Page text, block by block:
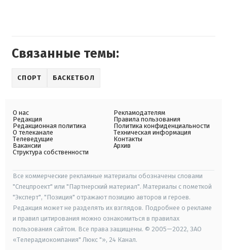
Связанные темы:
СПОРТ БАСКЕТБОЛ
О нас
Редакция
Редакционная политика
О телеканале
Телеведущие
Вакансии
Структура собственности
Рекламодателям
Правила пользования
Политика конфиденциальности
Техническая информация
Контакты
Архив
Все коммерческие рекламные материалы обозначены словами
"Спецпроект" или "Партнерский материал". Материалы с пометкой
"Эксперт", "Позиция" отражают позицию авторов и героев.
Редакция может не разделять их взглядов. Подробнее о рекламе
и правил цитирования можно ознакомиться в правилах
пользования сайтом. Все права защищены. © 2005—2022, ЗАО
«Телерадиокомпания" Люкс "», 24 Канал.